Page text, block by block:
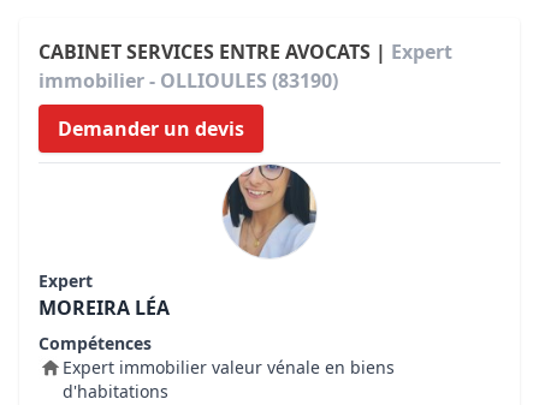
CABINET SERVICES ENTRE AVOCATS | Expert
immobilier - OLLIOULES (83190)
Demander un devis
Expert
MOREIRA LÉA
Compétences
Expert immobilier valeur vénale en biens
d'habitations